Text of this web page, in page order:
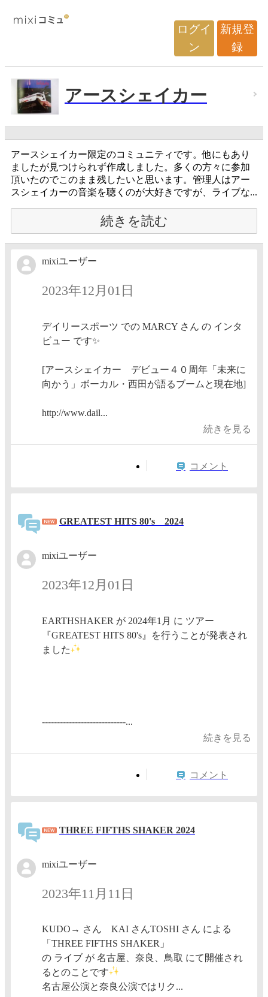
ログイ
ン
新規登
録
アースシェイカー
アースシェイカー限定のコミュニティです。他にもあり
ましたが見つけられず作成しました。多くの方々に参加
頂いたのでこのまま残したいと思います。管理人はアー
スシェイカーの音楽を聴くのが大好きですが、ライブな...
続きを読む
mixiユーザー
2023年12月01日
デイリースポーツ での MARCY さん の インタ
ビュー です✨
[アースシェイカー デビュー４０周年「未来に
向かう」ボーカル・西田が語るブームと現在地]
http://www.dail...
続きを見る
コメント
GREATEST HITS 80's 2024
mixiユーザー
2023年12月01日
EARTHSHAKER が 2024年1月 に ツアー
『GREATEST HITS 80's』を行うことが発表され
ました
----------------------------...
続きを見る
コメント
THREE FIFTHS SHAKER 2024
mixiユーザー
2023年11月11日
KUDO→ さん KAI さんTOSHI さん による
「THREE FIFTHS SHAKER」
の ライブ が 名古屋、奈良、鳥取 にて開催され
るとのことです
名古屋公演と奈良公演ではリク...